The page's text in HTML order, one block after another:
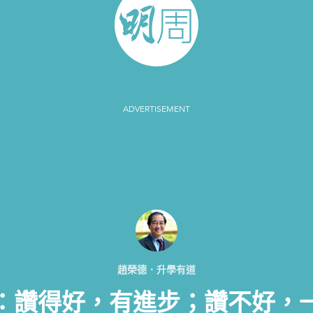
ADVERTISEMENT
趙榮德．升學有道
讚得好，有進步；讚不好，